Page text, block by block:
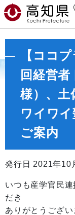
【ココ
回経営
様）、土
ワイワ
ご案内
発行日 2021年10
いつも産学官民
だき
ありがとうござい